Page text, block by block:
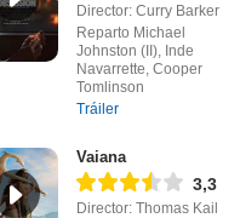
Director: Curry Barker
Reparto Michael
Johnston (II), Inde
Navarrette, Cooper
Tomlinson
Tráiler
Vaiana
3,3
Director: Thomas Kail